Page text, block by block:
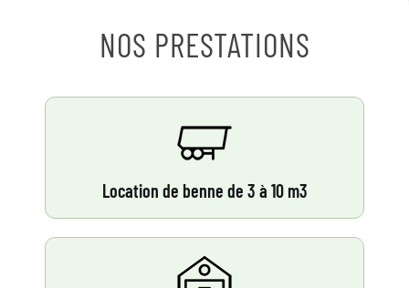
NOS PRESTATIONS
Location de benne de 3 à 10 m3